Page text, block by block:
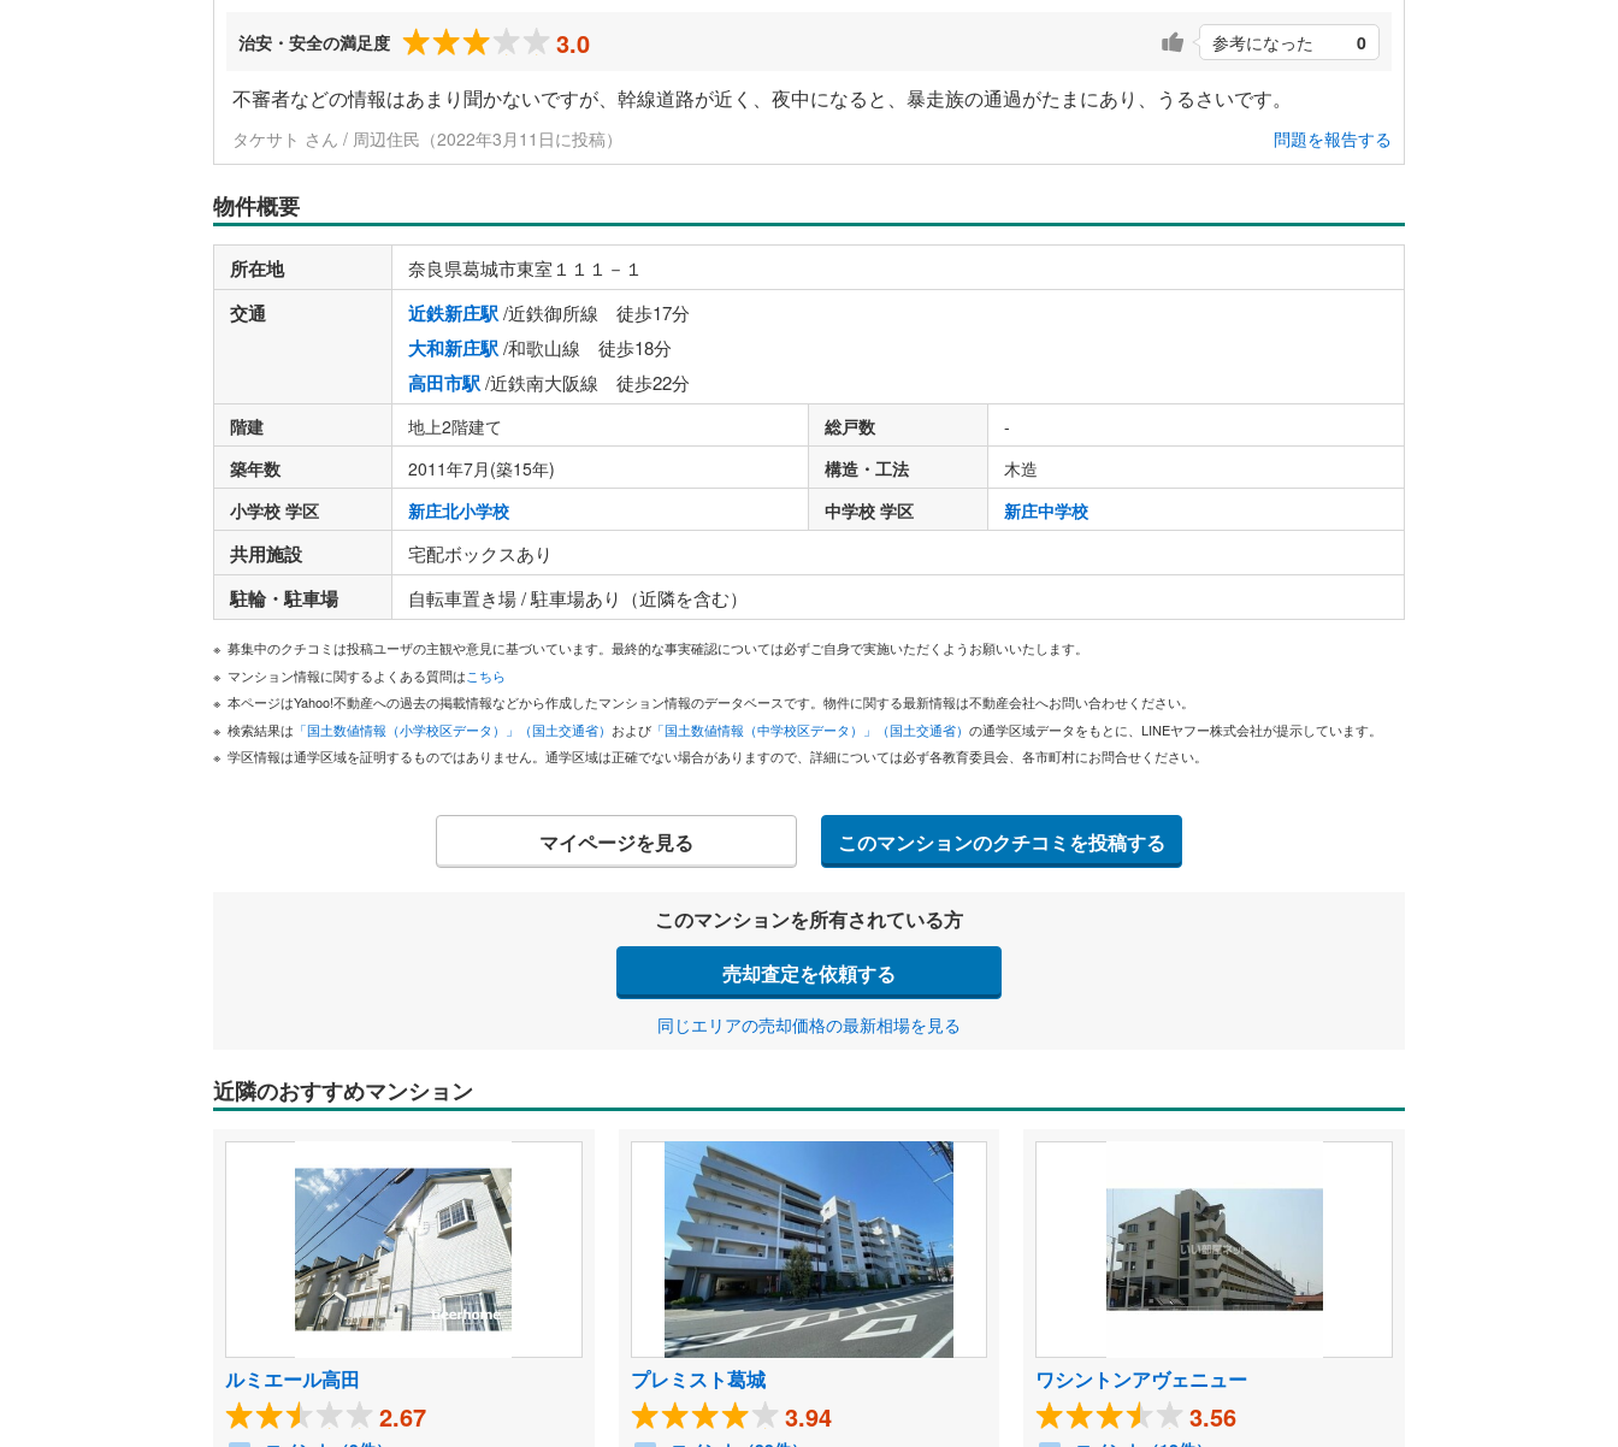
治安・安全の満足度 3.0 参考になった 0
不審者などの情報はあまり聞かないですが、幹線道路が近く、夜中になると、暴走族の通過がたまにあり、うるさいです。
タケサト さん / 周辺住民（2022年3月11日に投稿） 問題を報告する
物件概要
所在地 奈良県葛城市東室１１１－１
交通 近鉄新庄駅/近鉄御所線 徒歩17分
大和新庄駅/和歌山線 徒歩18分
高田市駅/近鉄南大阪線 徒歩22分
階建 地上2階建て 総戸数
-
築年数
2011年7月(築15年) 構造・工法
木造
小学校 学区
新庄北小学校 中学校 学区 新庄中学校
共用施設 宅配ボックスあり
駐輪・駐車場 自転車置き場 / 駐車場あり（近隣を含む）
募集中のクチコミは投稿ユーザの主観や意見に基づいています。最終的な事実確認については必ずご自身で実施いただくようお願いいたします。
マンション情報に関するよくある質問はこちら
本ページはYahoo!不動産への過去の掲載情報などから作成したマンション情報のデータベースです。物件に関する最新情報は不動産会社へお問い合わせください。
検索結果は 「国土数値情報（小学校区データ）」（国土交通省） および 「国土数値情報（中学校区データ）」（国土交通省） の通学区域データをもとに、LINEヤフー株式会社が提示しています。
学区情報は通学区域を証明するものではありません。通学区域は正確でない場合がありますので、詳細については必ず各教育委員会、各市町村にお問合せください。
マイページを見る このマンションのクチコミを投稿する
このマンションを所有されている方
売却査定を依頼する
同じエリアの売却価格の最新相場を見る
近隣のおすすめマンション
ルミエール高田
2.67
プレミスト葛城
3.94
ワシントンアヴェニュー
3.56